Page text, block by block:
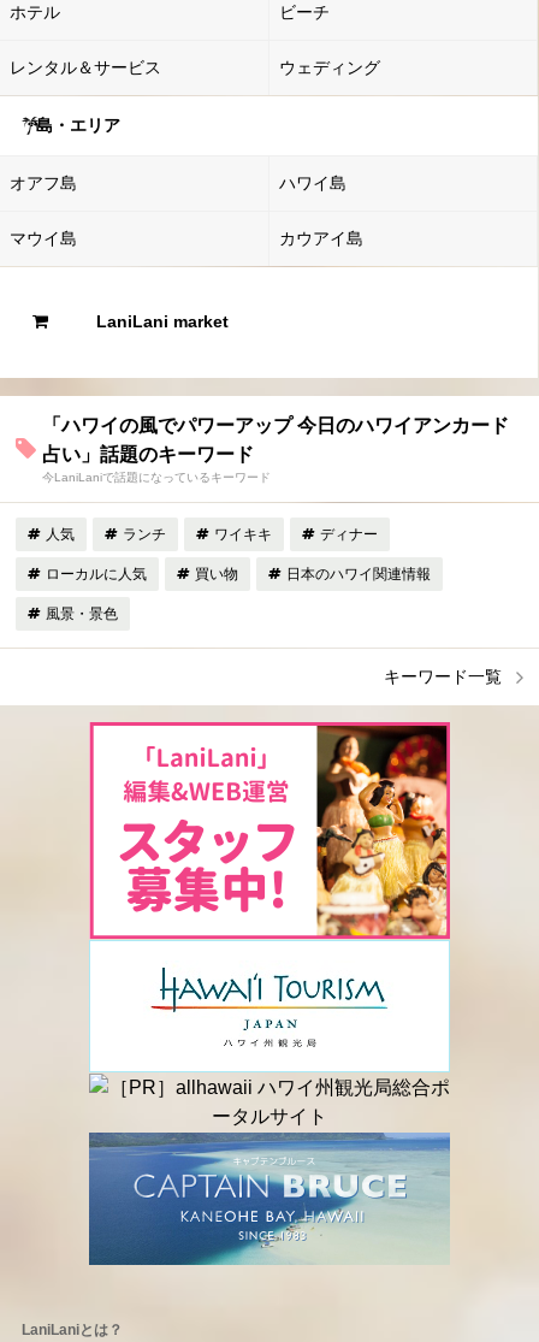
ホテル ビーチ
レンタル＆サービス ウェディング
島・エリア
オアフ島 ハワイ島
マウイ島 カウアイ島
LaniLani market
「ハワイの風でパワーアップ 今日のハワイアンカード
占い」話題のキーワード
今LaniLaniで話題になっているキーワード
人気 ランチ ワイキキ ディナー
ローカルに人気 買い物 日本のハワイ関連情報
風景・景色
キーワード一覧
LaniLaniとは？